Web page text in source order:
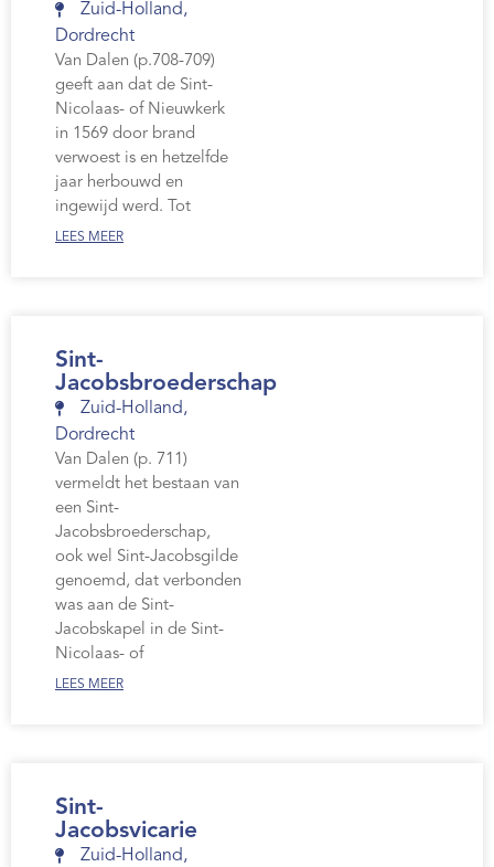
Zuid-Holland,
Dordrecht
Van Dalen (p.708-709)
geeft aan dat de Sint-
Nicolaas- of Nieuwkerk
in 1569 door brand
verwoest is en hetzelfde
jaar herbouwd en
ingewijd werd. Tot
LEES MEER
Sint-
Jacobsbroederschap
Zuid-Holland,
Dordrecht
Van Dalen (p. 711)
vermeldt het bestaan van
een Sint-
Jacobsbroederschap,
ook wel Sint-Jacobsgilde
genoemd, dat verbonden
was aan de Sint-
Jacobskapel in de Sint-
Nicolaas- of
LEES MEER
Sint-
Jacobsvicarie
Zuid-Holland,